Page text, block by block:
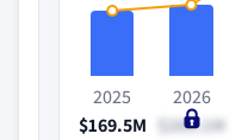
2025
$169.5M
2026
$200.1M